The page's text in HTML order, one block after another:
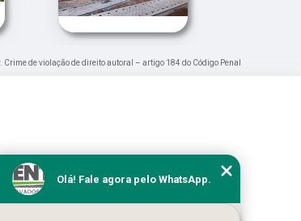
de violação de direito autoral – artigo 184 do Código Penal
Olá! Fale agora pelo WhatsApp.